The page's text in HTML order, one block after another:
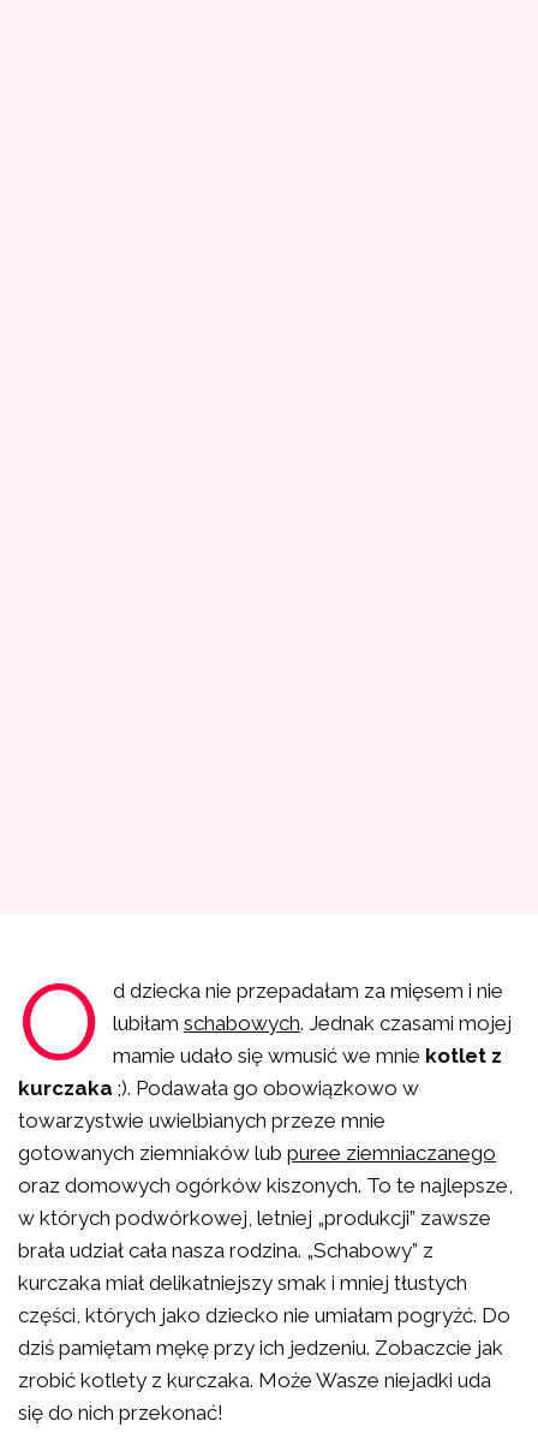
O
d dziecka nie przepadałam za mięsem i nie
lubiłam schabowych. Jednak czasami mojej
mamie udało się wmusić we mnie kotlet z
kurczaka ;). Podawała go obowiązkowo w
towarzystwie uwielbianych przeze mnie
gotowanych ziemniaków lubpuree ziemniaczanego
oraz domowych ogórków kiszonych. To te najlepsze,
w których podwórkowej, letniej „produkcji” zawsze
brała udział cała nasza rodzina. „Schabowy” z
kurczaka miał delikatniejszy smak i mniej tłustych
części, których jako dziecko nie umiałam pogryźć. Do
dziś pamiętam mękę przy ich jedzeniu. Zobaczcie jak
zrobić kotlety z kurczaka. Może Wasze niejadki uda
się do nich przekonać!